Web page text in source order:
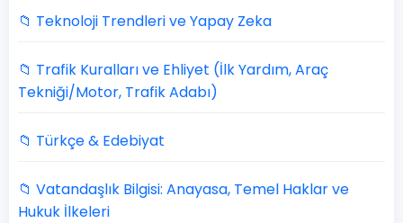
📁 Teknoloji Trendleri ve Yapay Zeka
📁 Trafik Kuralları ve Ehliyet (İlk Yardım, Araç
Tekniği/Motor, Trafik Adabı)
📁 Türkçe & Edebiyat
📁 Vatandaşlık Bilgisi: Anayasa, Temel Haklar ve
Hukuk İlkeleri